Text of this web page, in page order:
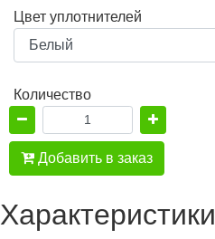
Цвет уплотнителей
Количество
Добавить в заказ
Характеристики